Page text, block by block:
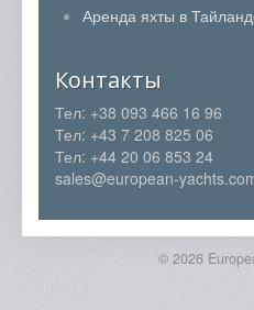
Аренда яхты в
Контакты
Тел: +38 093 466 16 96
Тел: +43 7 208 825 06
Тел: +44 20 06 853 24
sales@european-
© 2026